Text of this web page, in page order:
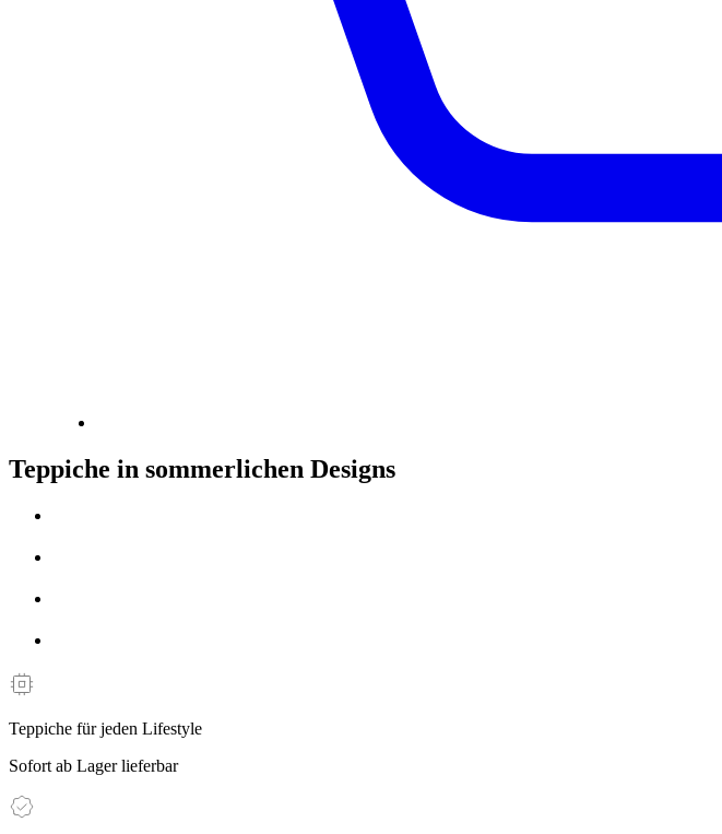
Teppiche in sommerlichen Designs
Teppiche für jeden Lifestyle
Sofort ab Lager lieferbar